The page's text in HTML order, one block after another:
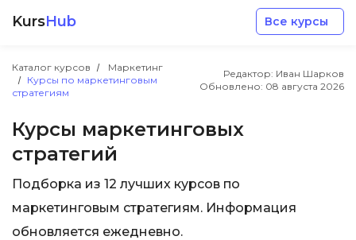
KursHub Все курсы
Каталог курсов
Маркетинг
Курсы по маркетинговым
стратегиям
Редактор: Иван Шарков
Обновлено: 08 августа 2026
Курсы маркетинговых
стратегий
Подборка из 12 лучших курсов по
маркетинговым стратегиям. Информация
обновляется ежедневно.
Маркетинг